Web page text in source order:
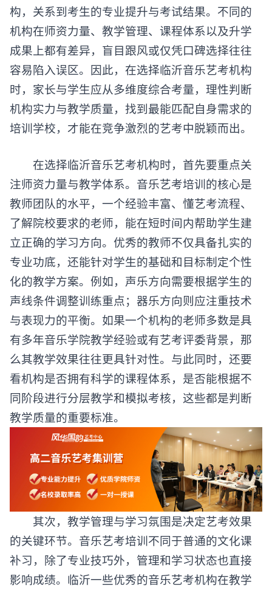
构，关系到考生的专业提升与考试结果。不同的
机构在师资力量、教学管理、课程体系以及升学
成果上都有差异，盲目跟风或仅凭口碑选择往往
容易陷入误区。因此，在选择临沂音乐艺考机构
时，家长与学生应从多维度综合考量，理性判断
机构实力与教学质量，找到最能匹配自身需求的
培训学校，才能在竞争激烈的艺考中脱颖而出。
在选择临沂音乐艺考机构时，首先要重点关
注师资力量与教学体系。音乐艺考培训的核心是
教师团队的水平，一个经验丰富、懂艺考流程、
了解院校要求的老师，能在短时间内帮助学生建
立正确的学习方向。优秀的教师不仅具备扎实的
专业功底，还能针对学生的基础和目标制定个性
化的教学方案。例如，声乐方向需要根据学生的
声线条件调整训练重点；器乐方向则应注重技术
与表现力的平衡。如果一个机构的老师多数是具
有多年音乐学院教学经验或有艺考评委背景，那
么其教学效果往往更具针对性。与此同时，还要
看机构是否拥有科学的课程体系，是否能根据不
同阶段进行分层教学和模拟考核，这些都是判断
教学质量的重要标准。
其次，教学管理与学习氛围是决定艺考效果
的关键环节。音乐艺考培训不同于普通的文化课
补习，除了专业技巧外，管理和学习状态也直接
影响成绩。临沂一些优秀的音乐艺考机构在教学